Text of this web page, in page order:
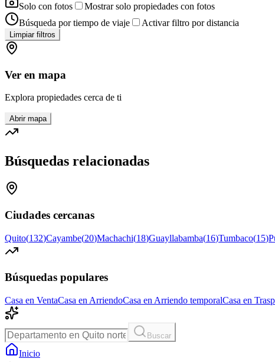
Solo con fotos
Mostrar solo propiedades con fotos
Búsqueda por tiempo de viaje
Activar filtro por distancia
Limpiar filtros
Ver en mapa
Explora propiedades cerca de ti
Abrir mapa
Búsquedas relacionadas
Ciudades cercanas
Quito(132)Cayambe(20)Machachi(18)Guayllabamba(16)Tumbaco(15)
Búsquedas populares
Casa en VentaCasa en ArriendoCasa en Arriendo temporalCasa en
Buscar
Inicio